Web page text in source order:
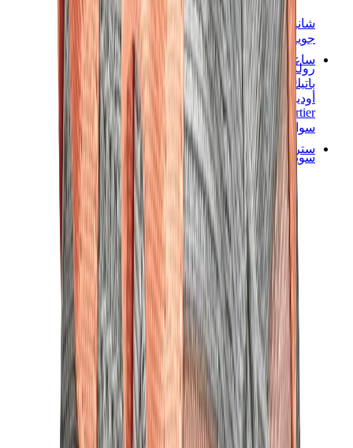
شانيل
جويارد
ساعات
رولكس
باتيك فيليب
أوديمار بيغيه
Cartier
سواتش
ستريت وير
سويت شيرت وهوديز
هودي كروم هارتس
View All سويت شيرت وهوديز